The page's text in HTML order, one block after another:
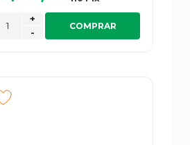
-
+
COMPRAR